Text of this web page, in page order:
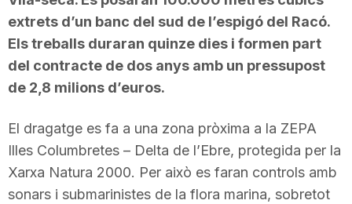
extrets d’un banc del sud de l’espigó del Racó.
Els treballs duraran quinze dies i formen part
del contracte de dos anys amb un pressupost
de 2,8 milions d’euros.
El dragatge es fa a una zona pròxima a la ZEPA
Illes Columbretes – Delta de l’Ebre, protegida per la
Xarxa Natura 2000. Per això es faran controls amb
sonars i submarinistes de la flora marina, sobretot